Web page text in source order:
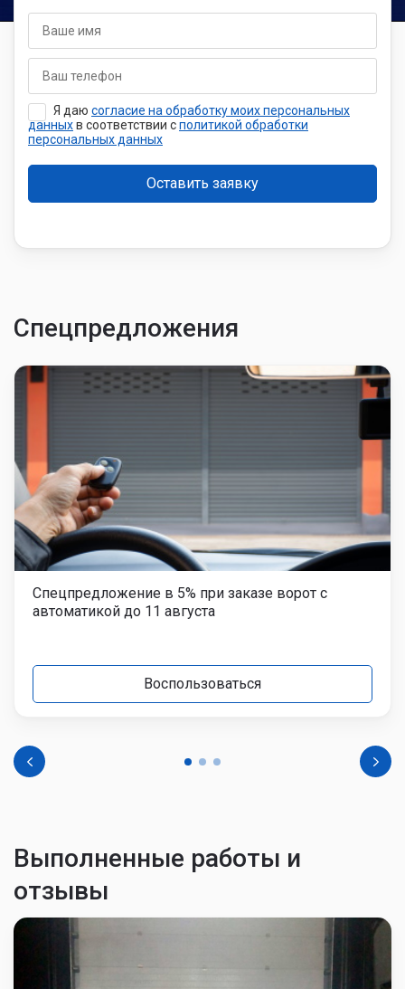
Я даю согласие на обработку моих персональных
данныхв соответствии сполитикой обработки
персональных данных
Спецпредложения
Спецпредложение в 5% при заказе ворот с
автоматикой до 11 августа
Воспользоваться
Выполненные работы и
отзывы